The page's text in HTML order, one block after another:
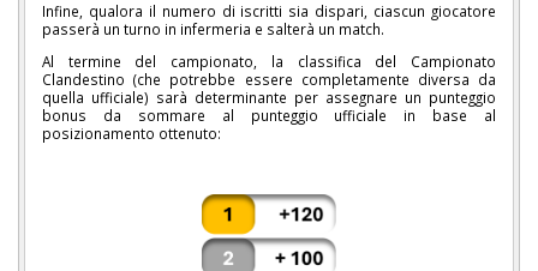
Infine, qualora il numero di iscritti sia dispari, ciascun giocatore
passerà un turno in infermeria e salterà un match.
Al termine del campionato, la classifica del Campionato
Clandestino (che potrebbe essere completamente diversa da
quella ufficiale) sarà determinante per assegnare un punteggio
bonus da sommare al punteggio ufficiale in base al
posizionamento ottenuto: